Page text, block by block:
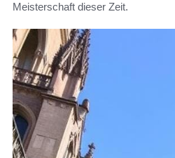
Meisterschaft dieser Zeit.